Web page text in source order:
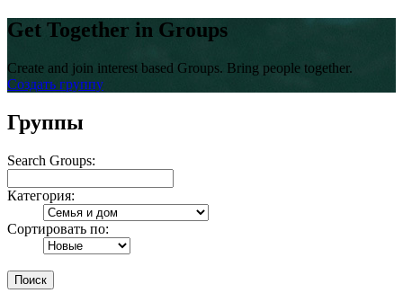
Get Together in Groups
Create and join interest based Groups. Bring people together.
Создать группу
Группы
Search Groups:
Категория:
Сортировать по:
Поиск